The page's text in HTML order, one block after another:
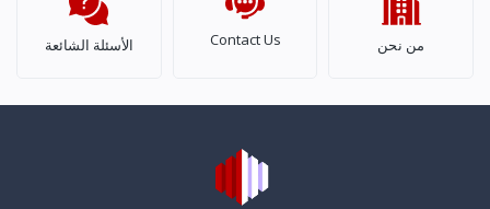
من نحن Contact Us الأسئلة الشائعة